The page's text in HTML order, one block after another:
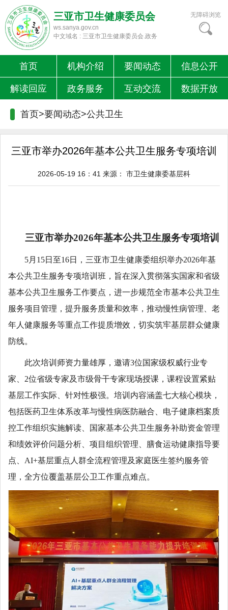
三亚市卫生健康委员会
ws.sanya.gov.cn
中文域名 : 三亚市卫生健康委员会.政务
无障碍浏览
首页 机构介绍 要闻动态 信息公开
解读回应 政务服务 互动交流 数据开放
首页>要闻动态>公共卫生
三亚市举办2026年基本公共卫生服务专项培训
2026-05-19 16：41 来源： 市卫生健康委基层科
三亚市举办2026年基本公共卫生服务专项培训
5月15日至16日，三亚市卫生健康委组织举办2026年基
本公共卫生服务专项培训班，旨在深入贯彻落实国家和省级
基本公共卫生服务工作要点，进一步规范全市基本公共卫生
服务项目管理，提升服务质量和效率，推动慢性病管理、老
年人健康服务等重点工作提质增效，切实筑牢基层群众健康
防线。
此次培训师资力量雄厚，邀请3位国家级权威行业专
家、2位省级专家及市级骨干专家现场授课，课程设置紧贴
基层工作实际、针对性极强。培训内容涵盖七大核心模块，
包括医药卫生体系改革与慢性病医防融合、电子健康档案质
控工作组织实施解读、国家基本公共卫生服务补助资金管理
和绩效评价问题分析、项目组织管理、膳食运动健康指导要
点、AI+基层重点人群全流程管理及家庭医生签约服务管
理，全方位覆盖基层公卫工作重点难点。